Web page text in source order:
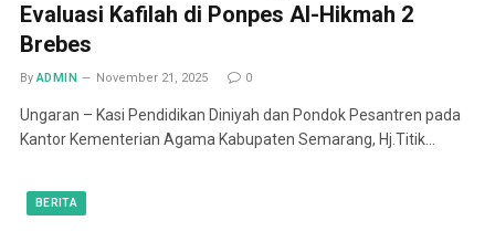
Evaluasi Kafilah di Ponpes Al-Hikmah 2
Brebes
By ADMIN November 21, 2025 0
Ungaran – Kasi Pendidikan Diniyah dan Pondok Pesantren pada
Kantor Kementerian Agama Kabupaten Semarang, Hj.Titik…
BERITA